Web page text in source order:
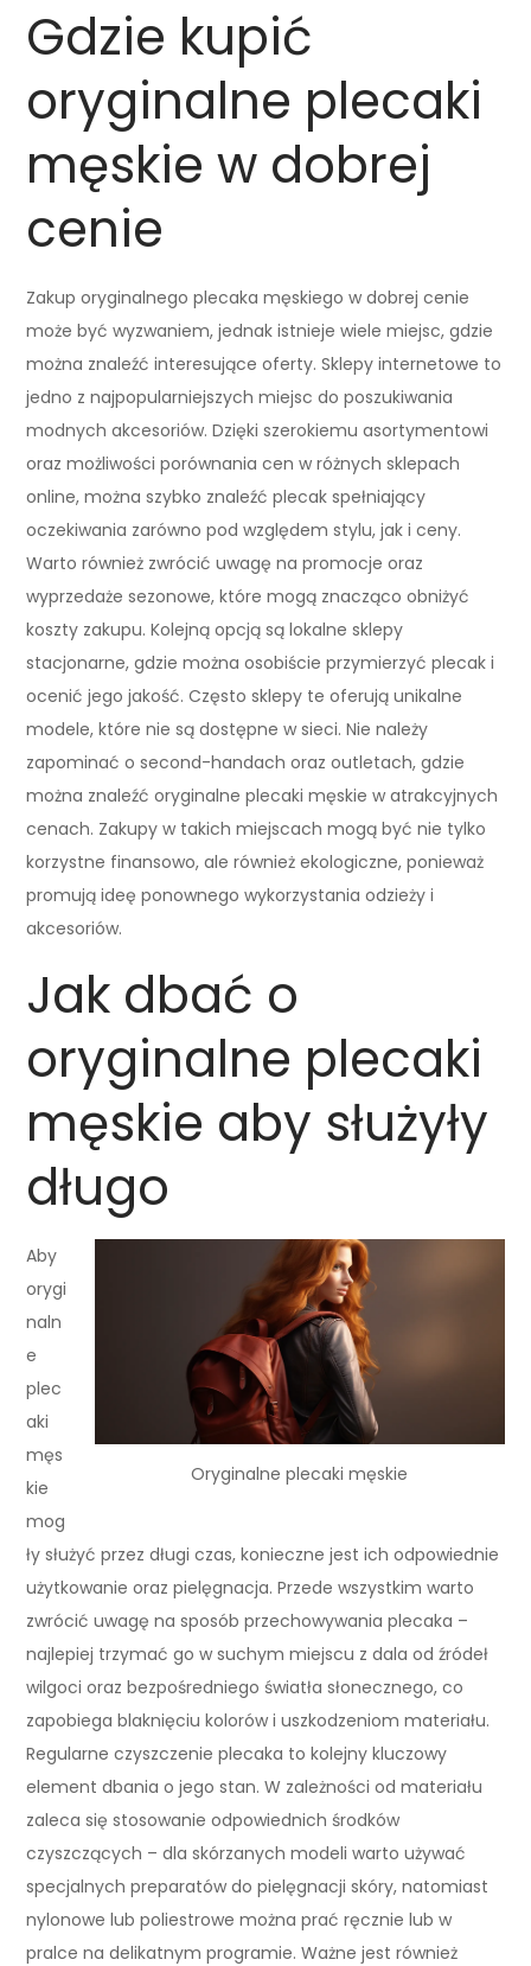
Gdzie kupić
oryginalne plecaki
męskie w dobrej
cenie
Zakup oryginalnego plecaka męskiego w dobrej cenie
może być wyzwaniem, jednak istnieje wiele miejsc, gdzie
można znaleźć interesujące oferty. Sklepy internetowe to
jedno z najpopularniejszych miejsc do poszukiwania
modnych akcesoriów. Dzięki szerokiemu asortymentowi
oraz możliwości porównania cen w różnych sklepach
online, można szybko znaleźć plecak spełniający
oczekiwania zarówno pod względem stylu, jak i ceny.
Warto również zwrócić uwagę na promocje oraz
wyprzedaże sezonowe, które mogą znacząco obniżyć
koszty zakupu. Kolejną opcją są lokalne sklepy
stacjonarne, gdzie można osobiście przymierzyć plecak i
ocenić jego jakość. Często sklepy te oferują unikalne
modele, które nie są dostępne w sieci. Nie należy
zapominać o second-handach oraz outletach, gdzie
można znaleźć oryginalne plecaki męskie w atrakcyjnych
cenach. Zakupy w takich miejscach mogą być nie tylko
korzystne finansowo, ale również ekologiczne, ponieważ
promują ideę ponownego wykorzystania odzieży i
akcesoriów.
Jak dbać o
oryginalne plecaki
męskie aby służyły
długo
Oryginalne plecaki męskie
Aby
orygi
naln
e
plec
aki
męs
kie
mog
ły służyć przez długi czas, konieczne jest ich odpowiednie
użytkowanie oraz pielęgnacja. Przede wszystkim warto
zwrócić uwagę na sposób przechowywania plecaka –
najlepiej trzymać go w suchym miejscu z dala od źródeł
wilgoci oraz bezpośredniego światła słonecznego, co
zapobiega blaknięciu kolorów i uszkodzeniom materiału.
Regularne czyszczenie plecaka to kolejny kluczowy
element dbania o jego stan. W zależności od materiału
zaleca się stosowanie odpowiednich środków
czyszczących – dla skórzanych modeli warto używać
specjalnych preparatów do pielęgnacji skóry, natomiast
nylonowe lub poliestrowe można prać ręcznie lub w
pralce na delikatnym programie. Ważne jest również